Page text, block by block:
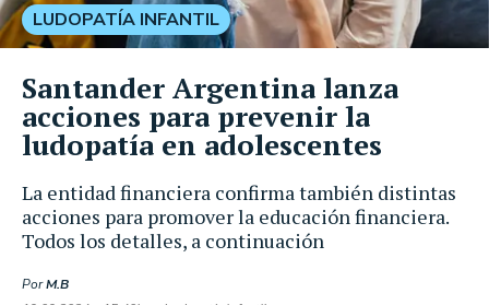
La entidad financiera confirma también distintas
acciones para promover la educación financiera.
Todos los detalles, a continuación
PorM.B
LUDOPATÍA INFANTIL
Santander Argentina lanza
acciones para prevenir la
ludopatía en adolescentes